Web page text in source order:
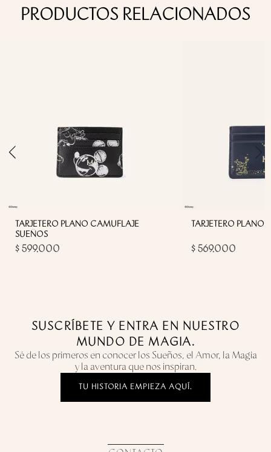
PRODUCTOS RELACIONADOS
‹ ›
TARJETERO PLANO CAMUFLAJE
SUEÑOS
$ 599.000
TARJETERO PLANO
$ 569.000
SUSCRÍBETE Y ENTRA EN NUESTRO
MUNDO DE MAGIA.
Sé de los primeros en conocer los Sueños, el Amor, la Magia
y la aventura que nos inspiran.
TU HISTORIA EMPIEZA AQUÍ.